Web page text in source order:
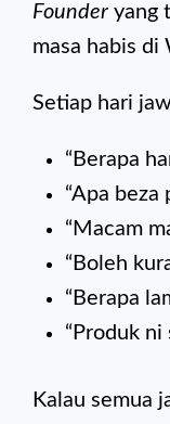
Founder yang
masa habis di
Setiap hari
“Berapa
“Apa beza
“Macam
“Boleh
“Berapa
“Produk ni
Kalau semua